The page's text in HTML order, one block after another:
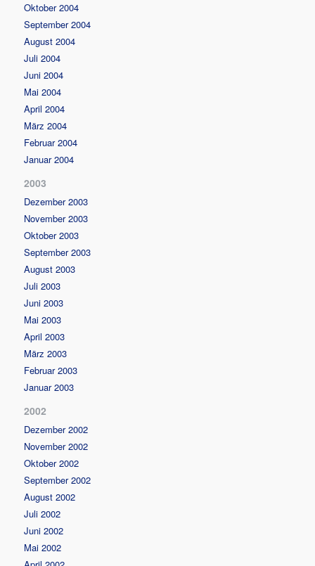
Oktober 2004
September 2004
August 2004
Juli 2004
Juni 2004
Mai 2004
April 2004
März 2004
Februar 2004
Januar 2004
2003
Dezember 2003
November 2003
Oktober 2003
September 2003
August 2003
Juli 2003
Juni 2003
Mai 2003
April 2003
März 2003
Februar 2003
Januar 2003
2002
Dezember 2002
November 2002
Oktober 2002
September 2002
August 2002
Juli 2002
Juni 2002
Mai 2002